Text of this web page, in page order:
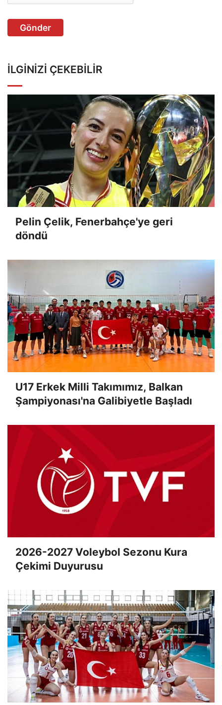
Gönder
İLGINIZI ÇEKEBILIR
Pelin Çelik, Fenerbahçe'ye geri
döndü
U17 Erkek Milli Takımımız, Balkan
Şampiyonası'na Galibiyetle Başladı
2026-2027 Voleybol Sezonu Kura
Çekimi Duyurusu